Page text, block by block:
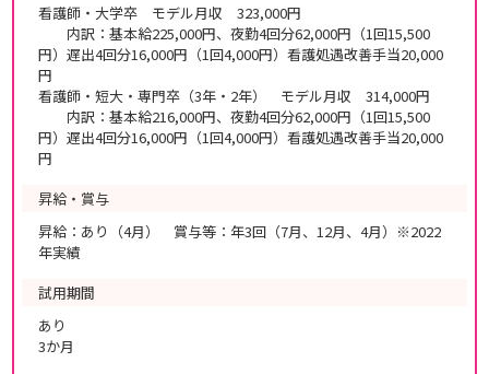
看護師・大学卒 モデル月収 323,000円
内訳：基本給225,000円、夜勤4回分62,000円（1回15,500
円）遅出4回分16,000円（1回4,000円）看護処遇改善手当20,000
円
看護師・短大・専門卒（3年・2年） モデル月収 314,000円
内訳：基本給216,000円、夜勤4回分62,000円（1回15,500
円）遅出4回分16,000円（1回4,000円）看護処遇改善手当20,000
円
昇給・賞与
昇給：あり（4月） 賞与等：年3回（7月、12月、4月）※2022
年実績
試用期間
あり
3か月